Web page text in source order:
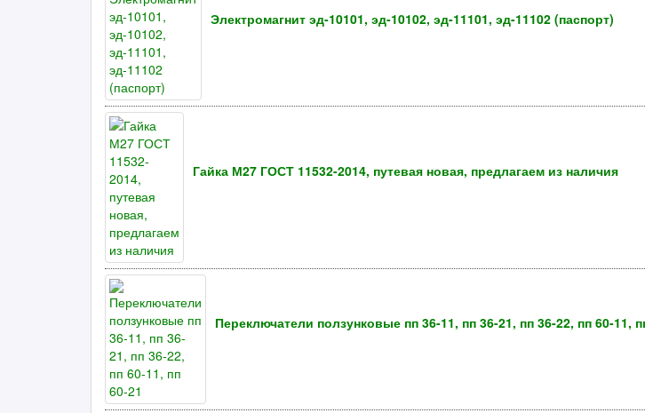
Электромагнит эд-10101, эд-10102, эд-11101, эд-11102 (паспорт)
Гайка М27 ГОСТ 11532-2014, путевая новая, предлагаем из наличия
Переключатели ползунковые пп 36-11, пп 36-21, пп 36-22, пп 60-11,